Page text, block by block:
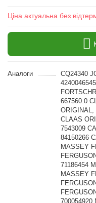
Ціна актуальна без
Аналоги
CQ24340
667560.0
ORIGINAL,
CLAAS
7543009
84150266
MASSEY
71186454
MASSEY
700054920